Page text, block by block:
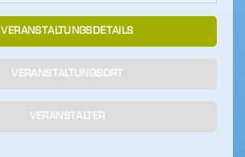
VERANSTALTUNGSDETAILS
VERANSTALTUNGSORT
VERANSTALTER